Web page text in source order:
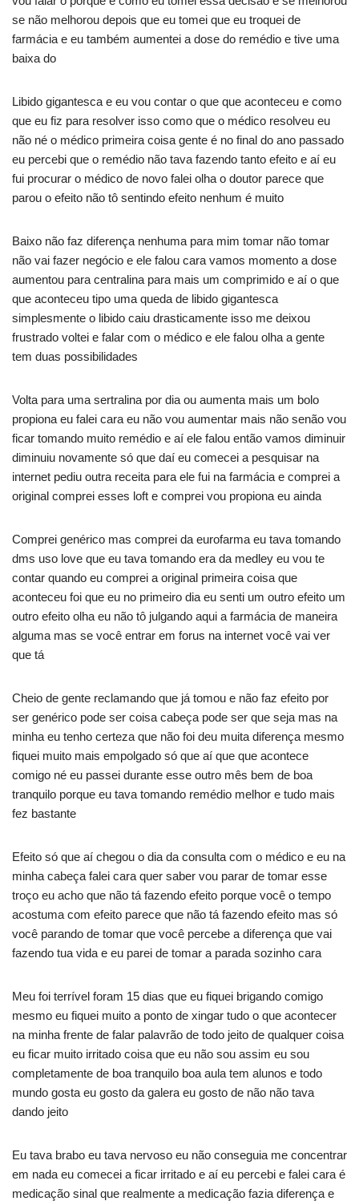
se não melhorou depois que eu tomei que eu troquei de
farmácia e eu também aumentei a dose do remédio e tive uma
baixa do
Libido gigantesca e eu vou contar o que que aconteceu e como
que eu fiz para resolver isso como que o médico resolveu eu
não né o médico primeira coisa gente é no final do ano passado
eu percebi que o remédio não tava fazendo tanto efeito e aí eu
fui procurar o médico de novo falei olha o doutor parece que
parou o efeito não tô sentindo efeito nenhum é muito
Baixo não faz diferença nenhuma para mim tomar não tomar
não vai fazer negócio e ele falou cara vamos momento a dose
aumentou para centralina para mais um comprimido e aí o que
que aconteceu tipo uma queda de libido gigantesca
simplesmente o libido caiu drasticamente isso me deixou
frustrado voltei e falar com o médico e ele falou olha a gente
tem duas possibilidades
Volta para uma sertralina por dia ou aumenta mais um bolo
propiona eu falei cara eu não vou aumentar mais não senão vou
ficar tomando muito remédio e aí ele falou então vamos diminuir
diminuiu novamente só que daí eu comecei a pesquisar na
internet pediu outra receita para ele fui na farmácia e comprei a
original comprei esses loft e comprei vou propiona eu ainda
Comprei genérico mas comprei da eurofarma eu tava tomando
dms uso love que eu tava tomando era da medley eu vou te
contar quando eu comprei a original primeira coisa que
aconteceu foi que eu no primeiro dia eu senti um outro efeito um
outro efeito olha eu não tô julgando aqui a farmácia de maneira
alguma mas se você entrar em forus na internet você vai ver
que tá
Cheio de gente reclamando que já tomou e não faz efeito por
ser genérico pode ser coisa cabeça pode ser que seja mas na
minha eu tenho certeza que não foi deu muita diferença mesmo
fiquei muito mais empolgado só que aí que que acontece
comigo né eu passei durante esse outro mês bem de boa
tranquilo porque eu tava tomando remédio melhor e tudo mais
fez bastante
Efeito só que aí chegou o dia da consulta com o médico e eu na
minha cabeça falei cara quer saber vou parar de tomar esse
troço eu acho que não tá fazendo efeito porque você o tempo
acostuma com efeito parece que não tá fazendo efeito mas só
você parando de tomar que você percebe a diferença que vai
fazendo tua vida e eu parei de tomar a parada sozinho cara
Meu foi terrível foram 15 dias que eu fiquei brigando comigo
mesmo eu fiquei muito a ponto de xingar tudo o que acontecer
na minha frente de falar palavrão de todo jeito de qualquer coisa
eu ficar muito irritado coisa que eu não sou assim eu sou
completamente de boa tranquilo boa aula tem alunos e todo
mundo gosta eu gosto da galera eu gosto de não não tava
dando jeito
Eu tava brabo eu tava nervoso eu não conseguia me concentrar
em nada eu comecei a ficar irritado e aí eu percebi e falei cara é
medicação sinal que realmente a medicação fazia diferença e